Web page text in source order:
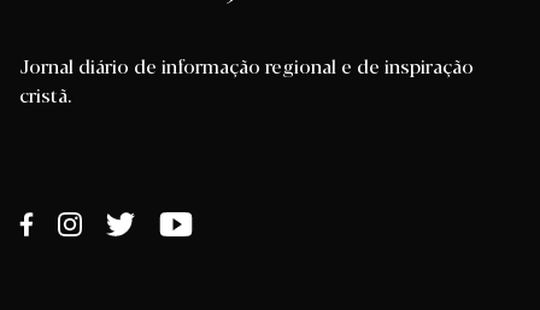
Jornal diário de informação regional e de inspiração
cristã.